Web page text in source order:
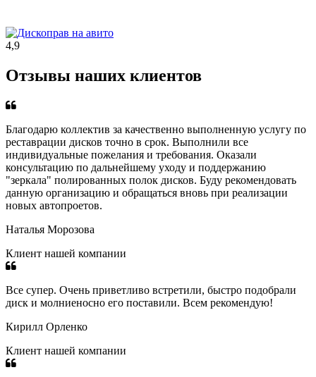
4,9
Отзывы наших клиентов
Благодарю коллектив за качественно выполненную услугу по
реставрации дисков точно в срок. Выполнили все
индивидуальные пожелания и требования. Оказали
консультацию по дальнейшему уходу и поддержанию
"зеркала" полированных полок дисков. Буду рекомендовать
данную организацию и обращаться вновь при реализации
новых автопроетов.
Наталья Морозова
Клиент нашей компании
Все супер. Очень приветливо встретили, быстро подобрали
диск и молниеносно его поставили. Всем рекомендую!
Кирилл Орленко
Клиент нашей компании